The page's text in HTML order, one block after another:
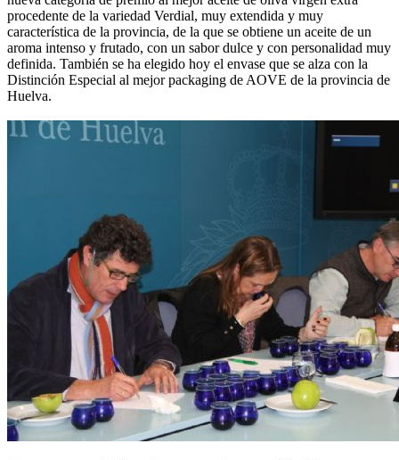
procedente de la variedad Verdial, muy extendida y muy
característica de la provincia, de la que se obtiene un aceite de un
aroma intenso y frutado, con un sabor dulce y con personalidad muy
definida. También se ha elegido hoy el envase que se alza con la
Distinción Especial al mejor packaging de AOVE de la provincia de
Huelva.